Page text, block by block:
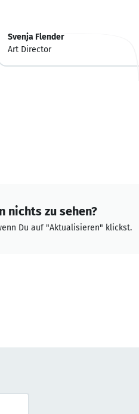
Svenja Flender
Art Director
nichts zu sehen?
Du auf "Aktualisieren" klickst.